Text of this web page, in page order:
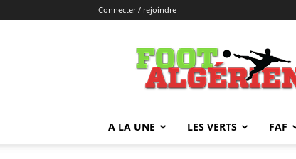
Connecter / rejoindre
FOOTALGERIEN
A LA UNE LES VERTS FAF